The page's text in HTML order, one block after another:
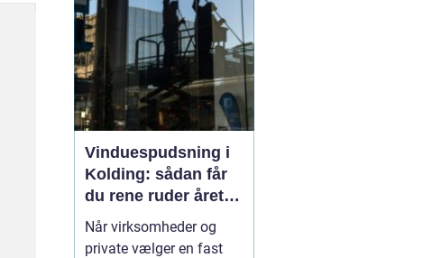
Vinduespudsning i
Kolding: sådan får
du rene ruder året
rundt
Når virksomheder og
private vælger en fast